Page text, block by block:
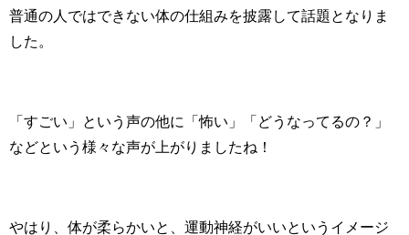
普通の人ではできない体の仕組みを披露して話題となりま
した。
「すごい」という声の他に「怖い」「どうなってるの？」
などという様々な声が上がりましたね！
やはり、体が柔らかいと、運動神経がいいというイメージ